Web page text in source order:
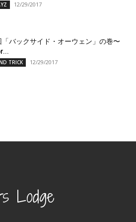
12/29/2017
「バックサイド・オーウェン」の巻〜
TRICK 12/29/2017
Lodge